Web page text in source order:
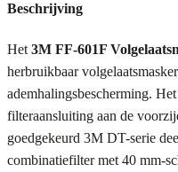
Beschrijving
Het 3M FF-601F
herbruikbaar
ademhalingsbescherming.
filteraansluiting aan de
goedgekeurd 3M DT-serie
combinatiefilter met 40 mm-